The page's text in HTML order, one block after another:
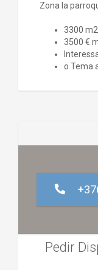
Zona la
3300 m2
3500 €
o Tema
Pedir